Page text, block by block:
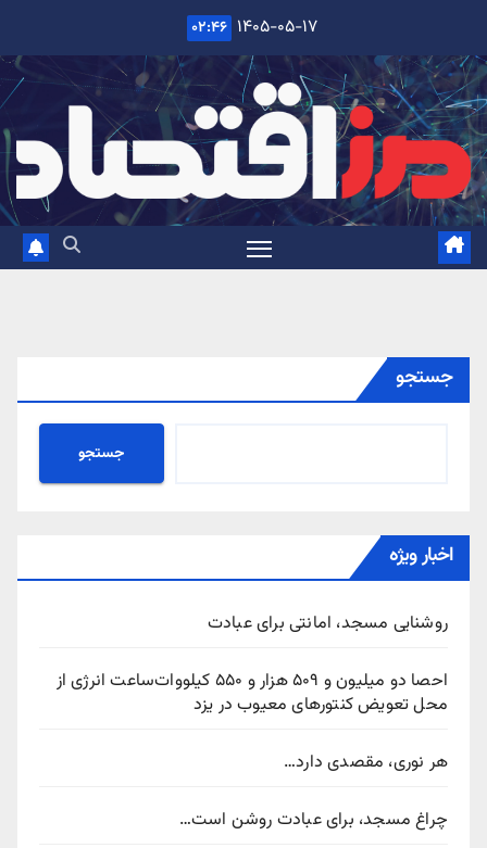
content
۱۴۰۵-۰۵-۱۷ ۰۲:۴۶
جستجو
جستجو
اخبار ویژه
روشنایی مسجد، امانتی برای عبادت
احصا دو میلیون و ۵۰۹ هزار و ۵۵۰ کیلووات‌ساعت انرژی از
محل تعویض کنتورهای معیوب در یزد
هر نوری، مقصدی دارد…
چراغ مسجد، برای عبادت روشن است…